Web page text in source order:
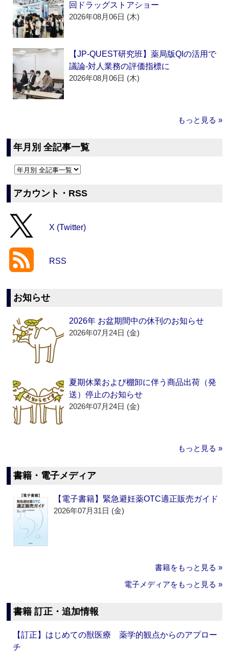
回ドラッグストアショー
2026年08月06日 (木)
【JP-QUEST研究班】薬局版QIの活用で
議論‐対人業務の評価指標に
2026年08月06日 (木)
もっと見る »
年月別 全記事一覧
アカウント・RSS
X (Twitter)
RSS
お知らせ
2026年 お盆期間中の休刊のお知らせ
2026年07月24日 (金)
夏期休業および棚卸に伴う商品出荷（発
送）停止のお知らせ
2026年07月24日 (金)
もっと見る »
書籍・電子メディア
【電子書籍】緊急避妊薬OTC適正販売ガイド
2026年07月31日 (金)
書籍をもっと見る »
電子メディアをもっと見る »
書籍 訂正・追加情報
【訂正】はじめての獣医療 薬学的観点からのアプロー
チ